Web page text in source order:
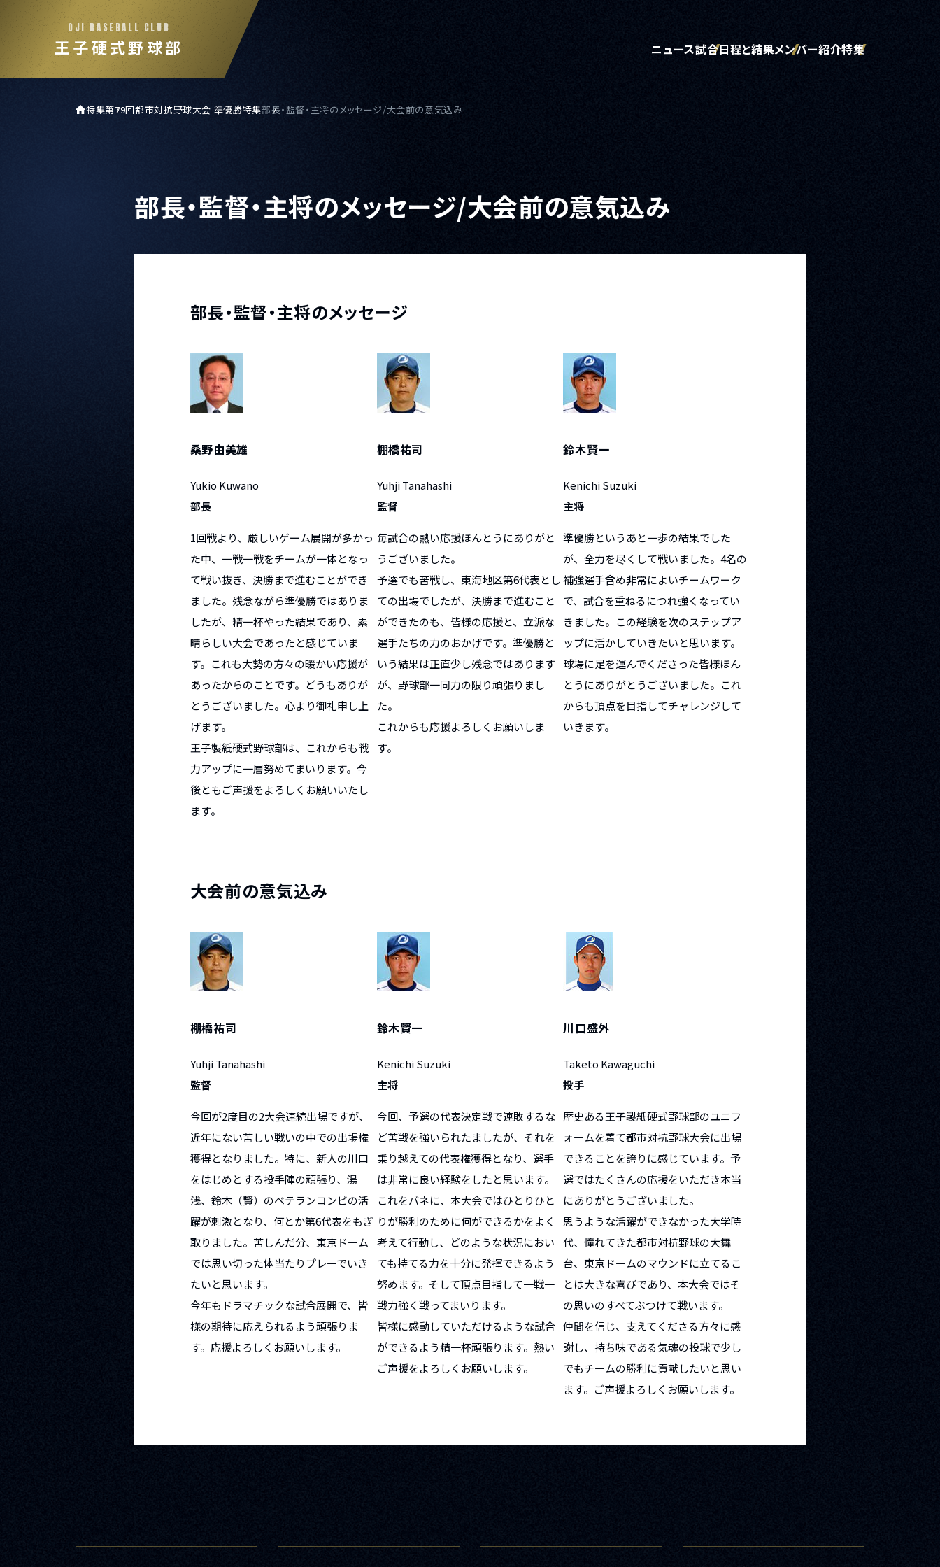
OJI BASEBALL CLUB
王子硬式野球部 ニュース試合日程と結果メンバー紹介特集
特集第79回都市対抗野球大会 準優勝特集部長・監督・主将のメッセージ/大会前の意気込み
部長・監督・主将のメッセージ/大会前の意気込み
部長・監督・主将のメッセージ
桑野由美雄
Yukio Kuwano
部長
1回戦より、厳しいゲーム展開が多かっ
た中、一戦一戦をチームが一体となっ
て戦い抜き、決勝まで進むことができ
ました。残念ながら準優勝ではありま
したが、精一杯やった結果であり、素
晴らしい大会であったと感じていま
す。これも大勢の方々の暖かい応援が
あったからのことです。どうもありが
とうございました。心より御礼申し上
げます。
王子製紙硬式野球部は、これからも戦
力アップに一層努めてまいります。今
後ともご声援をよろしくお願いいたし
ます。
棚橋祐司
Yuhji Tanahashi
監督
毎試合の熱い応援ほんとうにありがと
うございました。
予選でも苦戦し、東海地区第6代表とし
ての出場でしたが、決勝まで進むこと
ができたのも、皆様の応援と、立派な
選手たちの力のおかげです。準優勝と
いう結果は正直少し残念ではあります
が、野球部一同力の限り頑張りまし
た。
これからも応援よろしくお願いしま
す。
鈴木賢一
Kenichi Suzuki
主将
準優勝というあと一歩の結果でした
が、全力を尽くして戦いました。4名の
補強選手含め非常によいチームワーク
で、試合を重ねるにつれ強くなってい
きました。この経験を次のステップア
ップに活かしていきたいと思います。
球場に足を運んでくださった皆様ほん
とうにありがとうございました。これ
からも頂点を目指してチャレンジして
いきます。
大会前の意気込み
棚橋祐司
Yuhji Tanahashi
監督
今回が2度目の2大会連続出場ですが、
近年にない苦しい戦いの中での出場権
獲得となりました。特に、新人の川口
をはじめとする投手陣の頑張り、湯
浅、鈴木（賢）のベテランコンビの活
躍が刺激となり、何とか第6代表をもぎ
取りました。苦しんだ分、東京ドーム
では思い切った体当たりプレーでいき
たいと思います。
今年もドラマチックな試合展開で、皆
様の期待に応えられるよう頑張りま
す。応援よろしくお願いします。
鈴木賢一
Kenichi Suzuki
主将
今回、予選の代表決定戦で連敗するな
ど苦戦を強いられたましたが、それを
乗り越えての代表権獲得となり、選手
は非常に良い経験をしたと思います。
これをバネに、本大会ではひとりひと
りが勝利のために何ができるかをよく
考えて行動し、どのような状況におい
ても持てる力を十分に発揮できるよう
努めます。そして頂点目指して一戦一
戦力強く戦ってまいります。
皆様に感動していただけるような試合
ができるよう精一杯頑張ります。熱い
ご声援をよろしくお願いします。
川口盛外
Taketo Kawaguchi
投手
歴史ある王子製紙硬式野球部のユニフ
ォームを着て都市対抗野球大会に出場
できることを誇りに感じています。予
選ではたくさんの応援をいただき本当
にありがとうございました。
思うような活躍ができなかった大学時
代、憧れてきた都市対抗野球の大舞
台、東京ドームのマウンドに立てるこ
とは大きな喜びであり、本大会ではそ
の思いのすべてぶつけて戦います。
仲間を信じ、支えてくださる方々に感
謝し、持ち味である気魂の投球で少し
でもチームの勝利に貢献したいと思い
ます。ご声援よろしくお願いします。